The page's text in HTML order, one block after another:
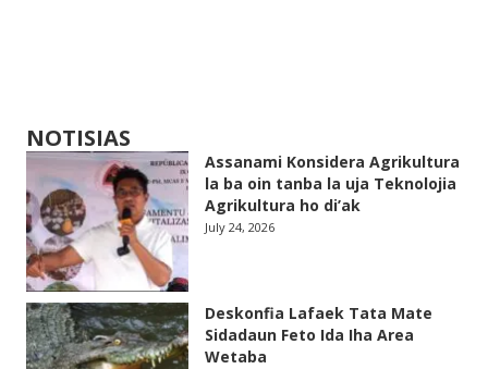
NOTISIAS
Assanami Konsidera Agrikultura
la ba oin tanba la uja Teknolojia
Agrikultura ho di’ak
July 24, 2026
Deskonfia Lafaek Tata Mate
Sidadaun Feto Ida Iha Area
Wetaba